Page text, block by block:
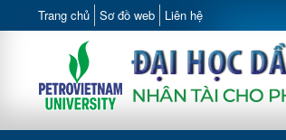
Trang chủ Sơ đồ web Liên hệ